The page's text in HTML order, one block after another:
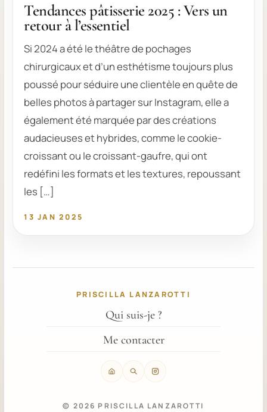
Tendances pâtisserie 2025 : Vers un
retour à l’essentiel
Si 2024 a été le théâtre de pochages
chirurgicaux et d’un esthétisme toujours plus
poussé pour séduire une clientèle en quête de
belles photos à partager sur Instagram, elle a
également été marquée par des créations
audacieuses et hybrides, comme le cookie-
croissant ou le croissant-gaufre, qui ont
redéfini les formats et les textures, repoussant
les […]
13 JAN 2025
PRISCILLA LANZAROTTI
Qui suis-je ?
Me contacter
© 2026 PRISCILLA LANZAROTTI